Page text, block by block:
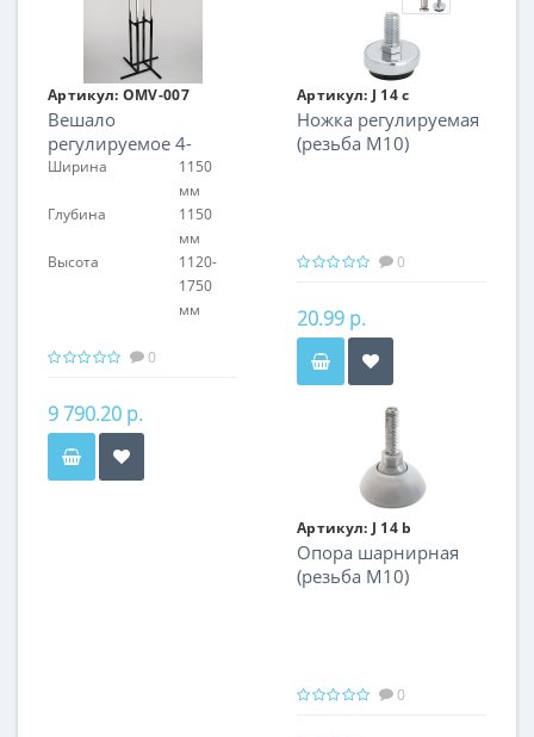
Артикул: OMV-007
Вешало
регулируемое 4-
рожковое
Ширина
1150
мм
Глубина
1150
мм
Высота
1120-
1750
мм
0
9 790.20 р.
Артикул:J 14 c
Ножка регулируемая
(резьба М10)
0
20.99 р.
Артикул:J 14 b
Опора шарнирная
(резьба М10)
0